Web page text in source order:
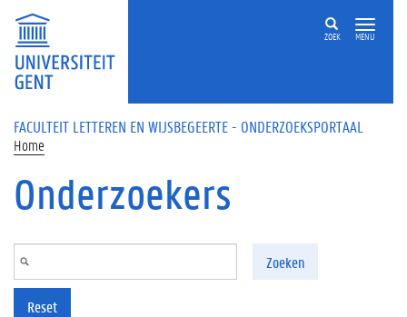
Overslaan en naar de inhoud gaan
ZOEK MENU
FACULTEIT LETTEREN EN WIJSBEGEERTE - ONDERZOEKSPORTAAL
Home
Onderzoekers
Zoeken
Reset